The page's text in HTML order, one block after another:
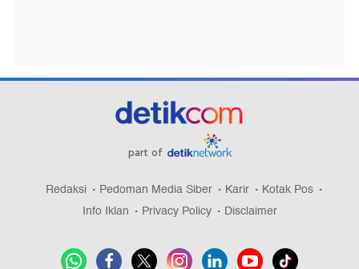
part of
Redaksi Pedoman Media Siber Karir
Kotak Pos
Info Iklan
Privacy Policy Disclaimer